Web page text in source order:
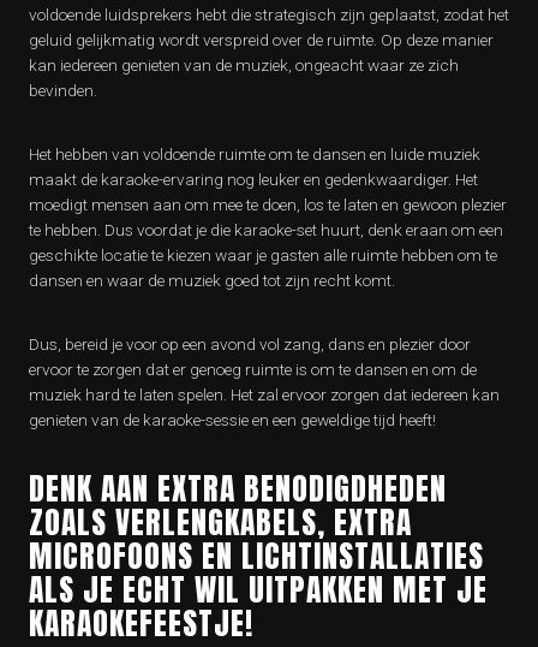
voldoende luidsprekers hebt die strategisch zijn geplaatst, zodat het
geluid gelijkmatig wordt verspreid over de ruimte. Op deze manier
kan iedereen genieten van de muziek, ongeacht waar ze zich
bevinden.
Het hebben van voldoende ruimte om te dansen en luide muziek
maakt de karaoke-ervaring nog leuker en gedenkwaardiger. Het
moedigt mensen aan om mee te doen, los te laten en gewoon plezier
te hebben. Dus voordat je die karaoke-set huurt, denk eraan om een
geschikte locatie te kiezen waar je gasten alle ruimte hebben om te
dansen en waar de muziek goed tot zijn recht komt.
Dus, bereid je voor op een avond vol zang, dans en plezier door
ervoor te zorgen dat er genoeg ruimte is om te dansen en om de
muziek hard te laten spelen. Het zal ervoor zorgen dat iedereen kan
genieten van de karaoke-sessie en een geweldige tijd heeft!
DENK AAN EXTRA BENODIGDHEDEN
ZOALS VERLENGKABELS, EXTRA
MICROFOONS EN LICHTINSTALLATIES
ALS JE ECHT WIL UITPAKKEN MET JE
KARAOKEFEESTJE!